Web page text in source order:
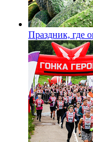
Праздник, где